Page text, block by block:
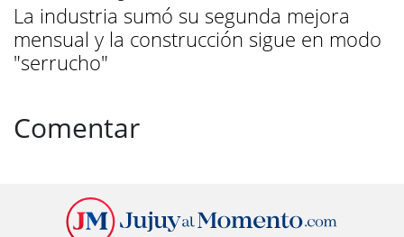
La industria sumó su segunda mejora
mensual y la construcción sigue en modo
"serrucho"
Comentar